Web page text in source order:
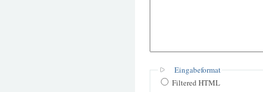
Eingabeformat
Filtered HTML